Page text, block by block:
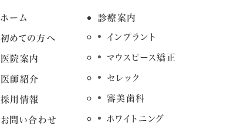
ホーム
初めての方へ
医院案内
医師紹介
採用情報
お問い合わせ
診療案内
インプラント
マウスピース矯正
セレック
審美歯科
ホワイトニング